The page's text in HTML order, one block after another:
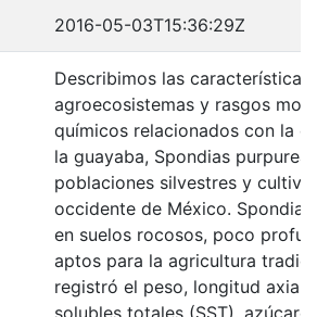
2016-05-03T15:36:29Z
Describimos las características
agroecosistemas y rasgos
químicos relacionados con la
la guayaba, Spondias
poblaciones silvestres y
occidente de México.
en suelos rocosos, poco
aptos para la agricultura
registró el peso, longitud axial
solubles totales (SST),